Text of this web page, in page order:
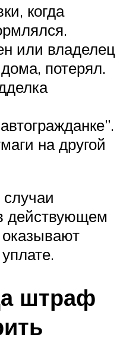
когда
или владелец
потерял.
на другой
действующем
оказывают
штраф